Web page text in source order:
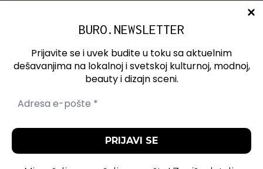
Oglašavanje
Kontakt
Spotify
BURO.NEWSLETTER
Prijavite se i uvek budite u toku sa aktuelnim
dešavanjima na lokalnoj i svetskoj kulturnoj, modnoj,
beauty i dizajn sceni.